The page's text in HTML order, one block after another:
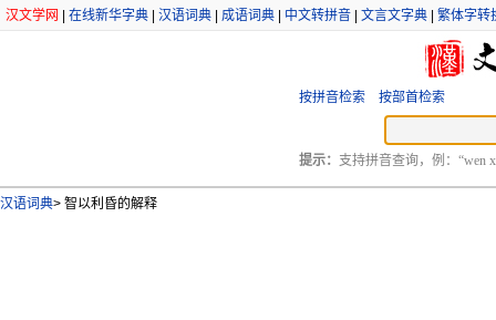
汉文学网 在线新华字典 汉语词典 成语词典 中文转拼音 文言文字典 繁体字转
按拼音检索 按部首检索
提示： 支持拼音查询，例：“wen
汉语词典> 智以利昏的解释